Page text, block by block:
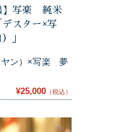
】写楽 純米
スター×写
」
ヤン）×写楽 夢
¥25,000 （税込）